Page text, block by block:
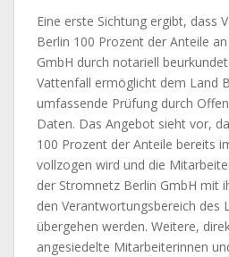
Eine erste Sichtung ergibt, dass
Berlin 100 Prozent der Anteile
GmbH durch notariell
Vattenfall ermöglicht dem Land
umfassende Prüfung durch
Daten. Das Angebot sieht vor,
100 Prozent der Anteile bereits
vollzogen wird und die
der Stromnetz Berlin GmbH mit
den Verantwortungsbereich des
übergehen werden. Weitere,
angesiedelte Mitarbeiterinnen